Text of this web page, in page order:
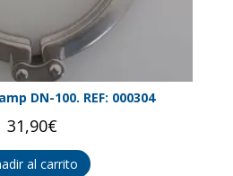
DN-100. REF: 000304
31,90€
al carrito